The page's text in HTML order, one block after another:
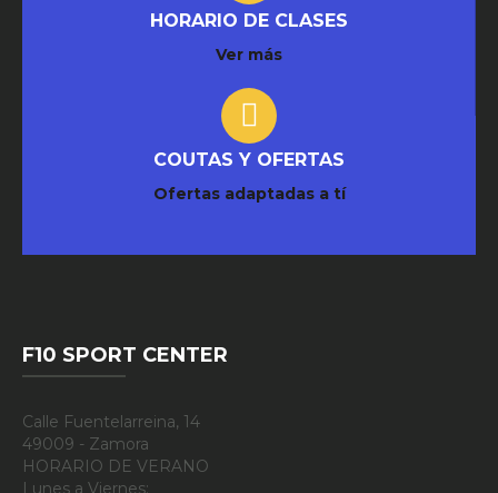
HORARIO DE CLASES
Ver más
COUTAS Y OFERTAS
Ofertas adaptadas a tí
F10 SPORT CENTER
Calle Fuentelarreina, 14
49009 - Zamora
HORARIO DE VERANO
Lunes a Viernes: